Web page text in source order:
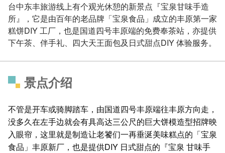
台中东丰旅游线上有个观光休憩的新景点『宝泉甘味手造
所』，它是由百年的老品牌「宝泉食品」成立的丰原第一家
糕饼DIY 工厂，也是国道四号丰原端的免费奉茶站，亦提供
下午茶、伴手礼、四大天王面包及日式甜点DIY 体验服务。
景点介绍
不管是开车或骑脚踏车，由国道四号丰原端往丰原方向走，
没多久在左手边就会有具高达三公尺的巨大饼模造型招牌映
入眼帘，这里就是制造让老饕们一再垂涎美味糕点的「宝泉
食品」丰原新厂，也是提供DIY 日式甜点的『宝泉 甘味手